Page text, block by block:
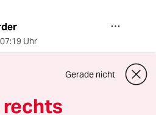
07:19 Uhr
Däh&Zisch
Jawohl, aber schlimmer
Gerade nicht
rechts